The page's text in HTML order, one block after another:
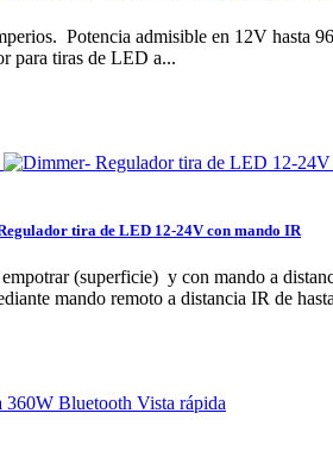
Potencia admisible en 12V hasta
para tiras de LED a...
tira de LED 12-24V con mando IR
(superficie) y con mando a
mando remoto a distancia IR de
Vista rápida